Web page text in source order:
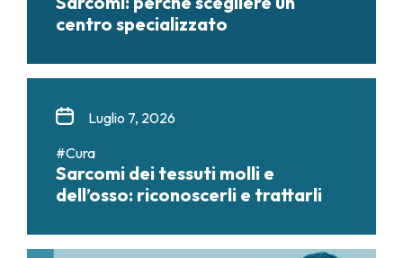
centro specializzato
Luglio 7, 2026
#Cura
Sarcomi dei tessuti molli e
dell’osso: riconoscerli e trattarli